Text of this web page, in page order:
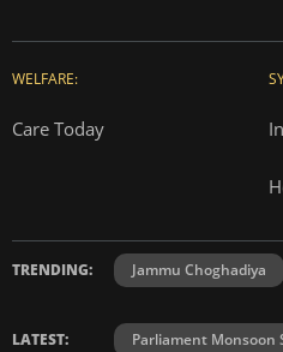
WELFARE:
Care Today
TRENDING: Jammu Choghadiya
LATEST: Parliament Monsoon